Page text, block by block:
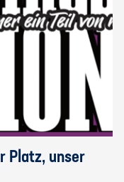
Platz, unser